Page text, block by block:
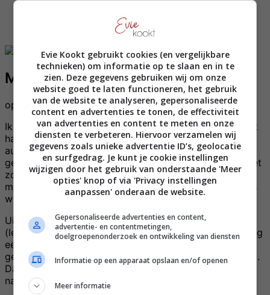
Melanzane alla parmigiana
op
9 januari 2021
Ik kook eigenlijk maar zelden met aubergine, terwijl dat
hartstikke lekker is! Vroeger dacht ik altijd dat ik
aubergine niet lekker vond, maar bleek uiteindelijk
gewoon dat de keren dat ik het ergens proefde, het niet
zo goed was klaargemaakt :p Dus toen ik een keer
moussaka at in Griekenland, bleek dat ik aubergine dus
wél heel erg lekker vind!
Uiteindelijk heb ik zelf ook al eens moussaka
(lekker!) en toen ik op Instagram vroeg wat ik zéker nog
eens met aubergine moest maken, was het meest
gegeven antwoord toch wel Melanzane alla parmigiana.
Daar word ik dan zelf natuurlijk ook wel nieuwsgierig
naar 🙂
Evie Kookt gebruikt cookies (en vergelijkbare
technieken) om informatie op te slaan en in te
zien. Deze gegevens gebruiken wij om onze
website goed te laten functioneren, het gebruik
van de website te analyseren, gepersonaliseerde
content en advertenties te tonen, de effectiviteit
van advertenties en content te meten en onze
diensten te verbeteren. Hiervoor verzamelen wij
gegevens zoals unieke advertentie ID’s, geolocatie
en surfgedrag. Je kunt je cookie instellingen
wijzigen door het gebruik van onderstaande 'Meer
opties' knop of via 'Privacy instellingen
aanpassen' onderaan de website.
Gepersonaliseerde advertenties en content,
advertentie- en contentmetingen,
doelgroepenonderzoek en ontwikkeling van diensten
Informatie op een apparaat opslaan en/of openen
Meer informatie